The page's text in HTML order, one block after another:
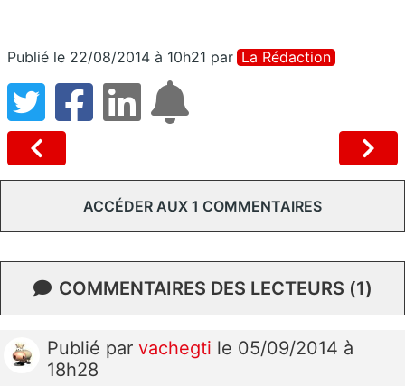
Publié le 22/08/2014 à 10h21 par La Rédaction
ACCÉDER AUX 1 COMMENTAIRES
COMMENTAIRES DES LECTEURS (1)
Publié par vachegti le 05/09/2014 à
18h28